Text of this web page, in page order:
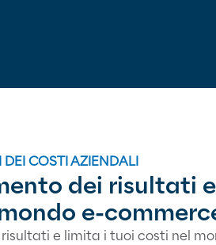
COSTI AZIENDALI
dei risultati
e-
e limita i tuoi costi nel